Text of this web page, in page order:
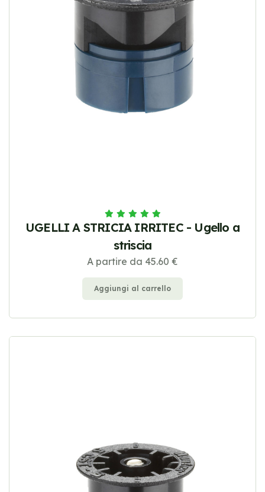
UGELLI A STRICIA IRRITEC - Ugello a
striscia
A partire da 45.60 €
Aggiungi al carrello